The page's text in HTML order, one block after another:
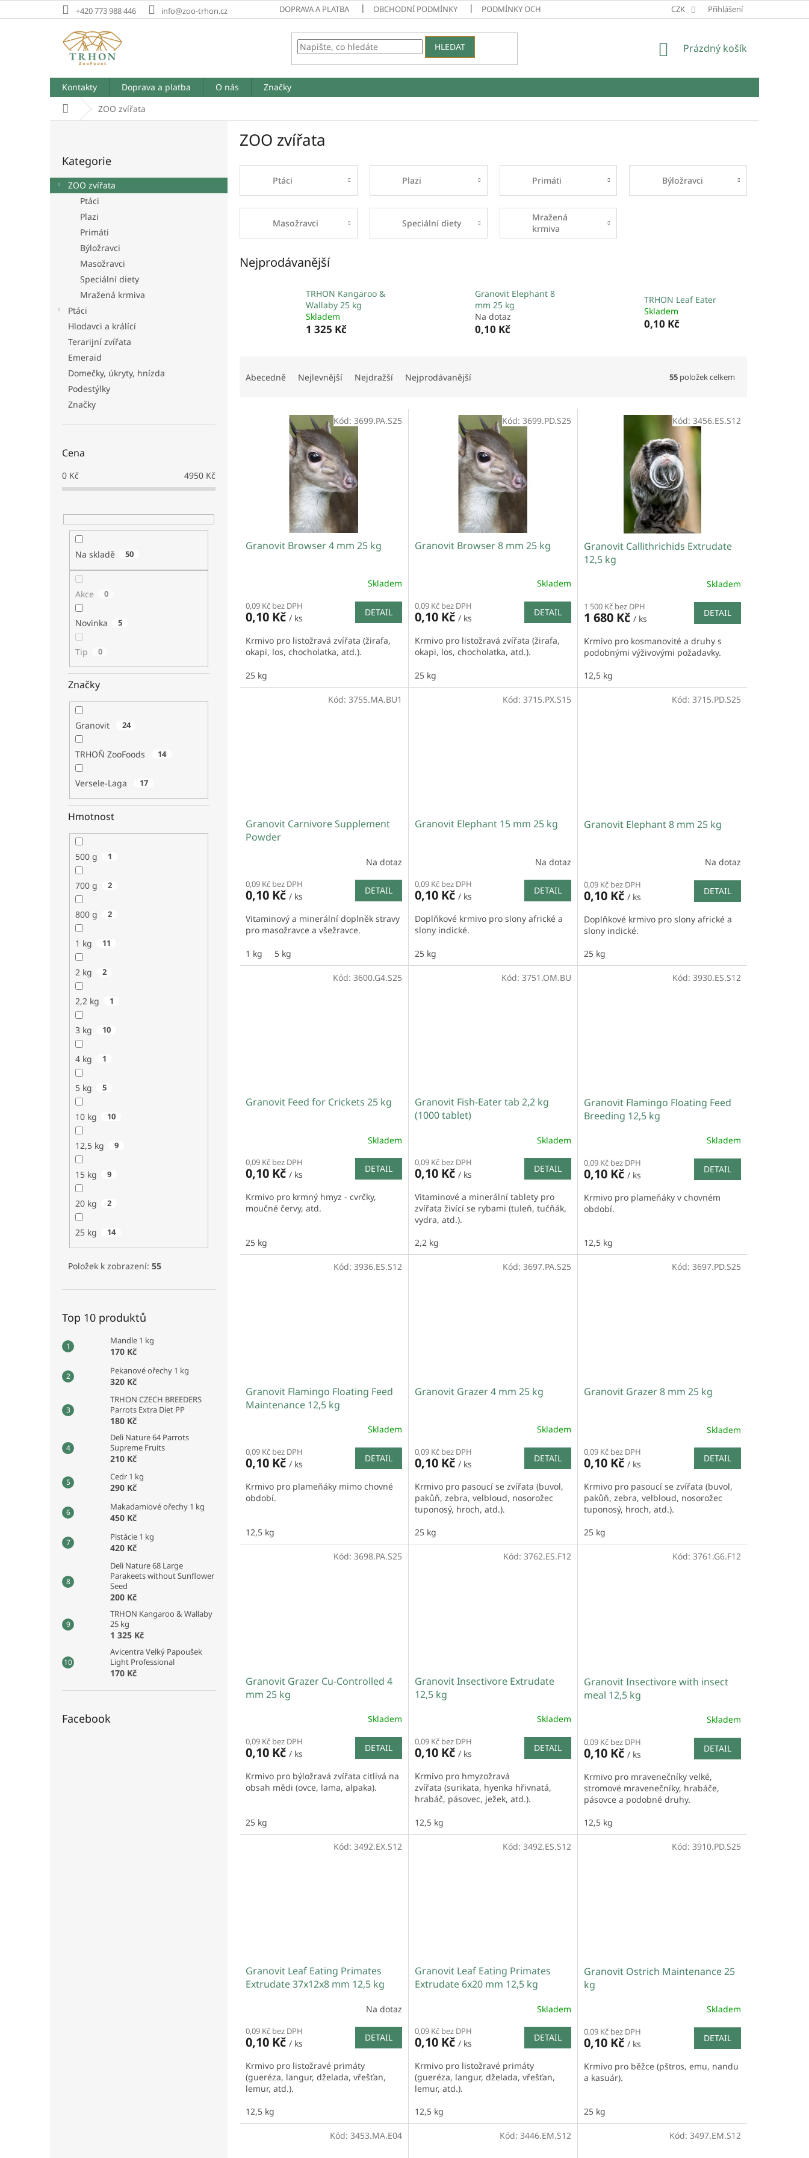
na
+420 773 988 446 info@zoo-trhon.cz DOPRAVA A PLATBA OBCHODNÍ PODMÍNKY PODMÍNKY OCHRANY OSOBNÍCH ÚDAJŮ CZK Přihlášení
HLEDAT
NÁKUPNÍ
Prázdný košík
Kontakty Doprava a platba O nás
Značky
Domů ZOO zvířata
r
a
kategorie
Kategorie
ZOO zvířata
Ptáci
Plazi
Primáti
Býložravci
Masožravci
Speciální diety
Mražená krmiva
Ptáci
Hlodavci a králící
Terarijní zvířata
Emeraid
Domečky, úkryty, hnízda
Podestýlky
Značky
Cena
0 Kč 4950 Kč
Na skladě 50
Akce 0
Novinka 5
Tip 0
Značky
Granovit 24
TRHOŇ ZooFoods 14
Versele-Laga 17
Hmotnost
500 g 1
700 g 2
800 g 2
1 kg 11
2 kg 2
2,2 kg 1
3 kg 10
4 kg 1
5 kg 5
10 kg 10
12,5 kg 9
15 kg 9
20 kg 2
25 kg 14
Položek k zobrazení: 55
Top 10 produktů
Mandle 1 kg
170 Kč
Pekanové ořechy 1 kg
320 Kč
TRHON CZECH BREEDERS
Parrots Extra Diet PP
180 Kč
Deli Nature 64 Parrots
Supreme Fruits
210 Kč
Cedr 1 kg
290 Kč
Makadamiové ořechy 1 kg
450 Kč
Pistácie 1 kg
420 Kč
Deli Nature 68 Large
Parakeets without Sunflower
Seed
200 Kč
TRHON Kangaroo & Wallaby
25 kg
1 325 Kč
Avicentra Velký Papoušek
Light Professional
170 Kč
Facebook
ZOO zvířata
Ptáci Plazi Primáti Býložravci
Masožravci Speciální diety
Mražená
krmiva
Nejprodávanější
TRHON Kangaroo &
Wallaby 25 kg
Skladem
1 325 Kč
Granovit Elephant 8
mm 25 kg
Na dotaz
0,10 Kč
TRHON Leaf Eater
Skladem
0,10 Kč
Abecedně Nejlevnější Nejdražší Nejprodávanější 55 položek celkem
Granovit Browser 4 mm 25 kg
Skladem
0,09 Kč bez DPH
0,10 Kč / ks
DETAIL
Krmivo pro listožravá zvířata (žirafa,
okapi, los, chocholatka, atd.).
25 kg
Kód: 3699.PA.S25
Granovit Browser 8 mm 25 kg
Skladem
0,09 Kč bez DPH
0,10 Kč / ks
DETAIL
Krmivo pro listožravá zvířata (žirafa,
okapi, los, chocholatka, atd.).
25 kg
Kód: 3699.PD.S25
Granovit Callithrichids Extrudate
12,5 kg
Skladem
1 500 Kč bez DPH
1 680 Kč / ks
DETAIL
Krmivo pro kosmanovité a druhy s
podobnými výživovými požadavky.
12,5 kg
Kód: 3456.ES.S12
Granovit Carnivore Supplement
Powder
Na dotaz
0,09 Kč bez DPH
0,10 Kč / ks
DETAIL
Vitaminový a minerální doplněk stravy
pro masožravce a všežravce.
1 kg 5 kg
Kód: 3755.MA.BU1
Granovit Elephant 15 mm 25 kg
Na dotaz
0,09 Kč bez DPH
0,10 Kč / ks
DETAIL
Doplňkové krmivo pro slony africké a
slony indické.
25 kg
Kód: 3715.PX.S15
Granovit Elephant 8 mm 25 kg
Na dotaz
0,09 Kč bez DPH
0,10 Kč / ks
DETAIL
Doplňkové krmivo pro slony africké a
slony indické.
25 kg
Kód: 3715.PD.S25
Granovit Feed for Crickets 25 kg
Skladem
0,09 Kč bez DPH
0,10 Kč / ks
DETAIL
Krmivo pro krmný hmyz - cvrčky,
moučné červy, atd.
25 kg
Kód: 3600.G4.S25
Granovit Fish-Eater tab 2,2 kg
(1000 tablet)
Skladem
0,09 Kč bez DPH
0,10 Kč / ks
DETAIL
Vitaminové a minerální tablety pro
zvířata živící se rybami (tuleň, tučňák,
vydra, atd.).
2,2 kg
Kód: 3751.OM.BU
Granovit Flamingo Floating Feed
Breeding 12,5 kg
Skladem
0,09 Kč bez DPH
0,10 Kč / ks
DETAIL
Krmivo pro plameňáky v chovném
období.
12,5 kg
Kód: 3930.ES.S12
Granovit Flamingo Floating Feed
Maintenance 12,5 kg
Skladem
0,09 Kč bez DPH
0,10 Kč / ks
DETAIL
Krmivo pro plameňáky mimo chovné
období.
12,5 kg
Kód: 3936.ES.S12
Granovit Grazer 4 mm 25 kg
Skladem
0,09 Kč bez DPH
0,10 Kč / ks
DETAIL
Krmivo pro pasoucí se zvířata (buvol,
pakůň, zebra, velbloud, nosorožec
tuponosý, hroch, atd.).
25 kg
Kód: 3697.PA.S25
Granovit Grazer 8 mm 25 kg
Skladem
0,09 Kč bez DPH
0,10 Kč / ks
DETAIL
Krmivo pro pasoucí se zvířata (buvol,
pakůň, zebra, velbloud, nosorožec
tuponosý, hroch, atd.).
25 kg
Kód: 3697.PD.S25
Granovit Grazer Cu-Controlled 4
mm 25 kg
Skladem
0,09 Kč bez DPH
0,10 Kč / ks
DETAIL
Krmivo pro býložravá zvířata citlivá na
obsah mědi (ovce, lama, alpaka).
25 kg
Kód: 3698.PA.S25
Granovit Insectivore Extrudate
12,5 kg
Skladem
0,09 Kč bez DPH
0,10 Kč / ks
DETAIL
Krmivo pro hmyzožravá
zvířata (surikata, hyenka hřivnatá,
hrabáč, pásovec, ježek, atd.).
12,5 kg
Kód: 3762.ES.F12
Granovit Insectivore with insect
meal 12,5 kg
Skladem
0,09 Kč bez DPH
0,10 Kč / ks
DETAIL
Krmivo pro mravenečníky velké,
stromové mravenečníky, hrabáče,
pásovce a podobné druhy.
12,5 kg
Kód: 3761.G6.F12
Granovit Leaf Eating Primates
Extrudate 37x12x8 mm 12,5 kg
Na dotaz
0,09 Kč bez DPH
0,10 Kč / ks
DETAIL
Krmivo pro listožravé primáty
(gueréza, langur, dželada, vřešťan,
lemur, atd.).
12,5 kg
Kód: 3492.EX.S12
Granovit Leaf Eating Primates
Extrudate 6x20 mm 12,5 kg
Skladem
0,09 Kč bez DPH
0,10 Kč / ks
DETAIL
Krmivo pro listožravé primáty
(gueréza, langur, dželada, vřešťan,
lemur, atd.).
12,5 kg
Kód: 3492.ES.S12
Granovit Ostrich Maintenance 25
kg
Skladem
0,09 Kč bez DPH
0,10 Kč / ks
DETAIL
Krmivo pro běžce (pštros, emu, nandu
a kasuár).
25 kg
Kód: 3910.PD.S25
Kód: 3453.MA.E04 Kód: 3446.EM.S12 Kód: 3497.EM.S12